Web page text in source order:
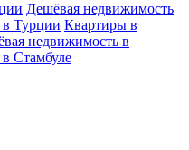
Дешёвая недвижимость
Турции Квартиры в
недвижимость в
Стамбуле